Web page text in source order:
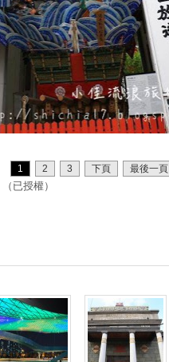
1 2 3 下頁 最後一頁
（已授權）